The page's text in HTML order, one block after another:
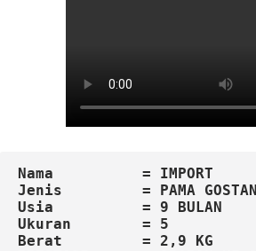
Nama          = IMPORT
Jenis         = PAMA GOSTAN
Usia          = 9 BULAN
Ukuran        = 5
Berat         = 2,9 KG